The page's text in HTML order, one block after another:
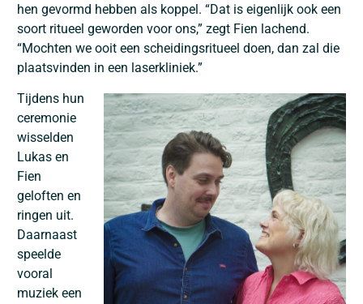
hen gevormd hebben als koppel. “Dat is eigenlijk ook een
soort ritueel geworden voor ons,” zegt Fien lachend.
“Mochten we ooit een scheidingsritueel doen, dan zal die
plaatsvinden in een laserkliniek.”
Tijdens hun
ceremonie
wisselden
Lukas en
Fien
geloften en
ringen uit.
Daarnaast
speelde
vooral
muziek een